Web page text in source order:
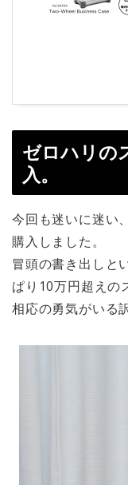
ゼロハリの
入。
今回も迷いに迷い
購入しました。
冒頭の書き出しと
ぱり10万円超えの
相応の勇気がいる